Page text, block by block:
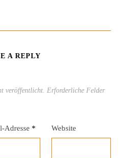
A REPLY
veröffentlicht. Erforderliche Felder
Adresse * Website